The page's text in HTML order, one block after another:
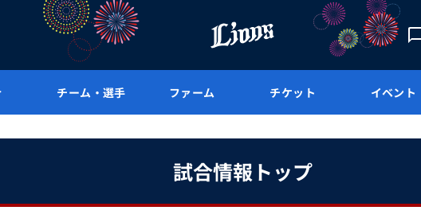
チーム・選手 ファーム チケット イベント
試合情報トップ